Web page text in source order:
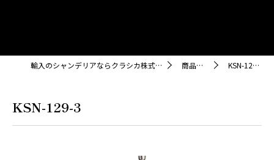
輸入のシャンデリアならクラシカ株式会社 商品紹介 KSN-129-3
KSN-129-3